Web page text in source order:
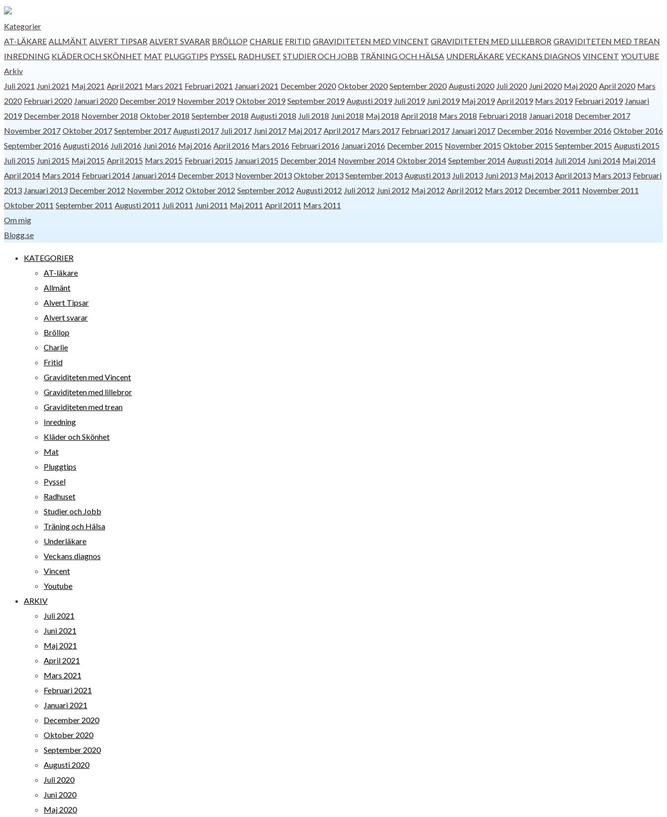
Kategorier
AT-LÄKARE ALLMÄNT ALVERT TIPSAR ALVERT SVARAR BRÖLLOP CHARLIE FRITID GRAVIDITETEN MED VINCENT GRAVIDITETEN MED LILLEBROR GRAVIDITETEN MED TREAN
INREDNING KLÄDER OCH SKÖNHET MAT PLUGGTIPS PYSSEL RADHUSET STUDIER OCH JOBB TRÄNING OCH HÄLSA UNDERLÄKARE VECKANS DIAGNOS VINCENT YOUTUBE
Arkiv
Juli 2021 Juni 2021 Maj 2021 April 2021 Mars 2021 Februari 2021 Januari 2021 December 2020 Oktober 2020 September 2020 Augusti 2020 Juli 2020 Juni 2020 Maj 2020 April 2020 Mars
2020 Februari 2020 Januari 2020 December 2019 November 2019 Oktober 2019 September 2019 Augusti 2019 Juli 2019 Juni 2019 Maj 2019 April 2019 Mars 2019 Februari 2019 Januari
2019 December 2018 November 2018 Oktober 2018 September 2018 Augusti 2018 Juli 2018 Juni 2018 Maj 2018 April 2018 Mars 2018 Februari 2018 Januari 2018 December 2017
November 2017 Oktober 2017 September 2017 Augusti 2017 Juli 2017 Juni 2017 Maj 2017 April 2017 Mars 2017 Februari 2017 Januari 2017 December 2016 November 2016 Oktober 2016
September 2016 Augusti 2016 Juli 2016 Juni 2016 Maj 2016 April 2016 Mars 2016 Februari 2016 Januari 2016 December 2015 November 2015 Oktober 2015 September 2015 Augusti 2015
Juli 2015 Juni 2015 Maj 2015 April 2015 Mars 2015 Februari 2015 Januari 2015 December 2014 November 2014 Oktober 2014 September 2014 Augusti 2014 Juli 2014 Juni 2014 Maj 2014
April 2014 Mars 2014 Februari 2014 Januari 2014 December 2013 November 2013 Oktober 2013 September 2013 Augusti 2013 Juli 2013 Juni 2013 Maj 2013 April 2013 Mars 2013 Februari
2013 Januari 2013 December 2012 November 2012 Oktober 2012 September 2012 Augusti 2012 Juli 2012 Juni 2012 Maj 2012 April 2012 Mars 2012 December 2011 November 2011
Oktober 2011 September 2011 Augusti 2011 Juli 2011 Juni 2011 Maj 2011 April 2011 Mars 2011
Om mig
Blogg.se
KATEGORIER
AT-läkare
Allmänt
Alvert Tipsar
Alvert svarar
Bröllop
Charlie
Fritid
Graviditeten med Vincent
Graviditeten med lillebror
Graviditeten med trean
Inredning
Kläder och Skönhet
Mat
Pluggtips
Pyssel
Radhuset
Studier och Jobb
Träning och Hälsa
Underläkare
Veckans diagnos
Vincent
Youtube
ARKIV
Juli 2021
Juni 2021
Maj 2021
April 2021
Mars 2021
Februari 2021
Januari 2021
December 2020
Oktober 2020
September 2020
Augusti 2020
Juli 2020
Juni 2020
Maj 2020